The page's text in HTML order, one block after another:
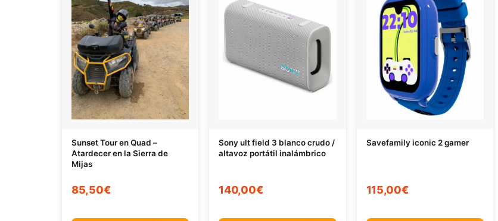
Sunset Tour en Quad –
Atardecer en la Sierra de
Mijas
85,50€
Sony ult field 3 blanco crudo /
altavoz portátil inalámbrico
140,00€
Savefamily iconic 2 gamer
115,00€